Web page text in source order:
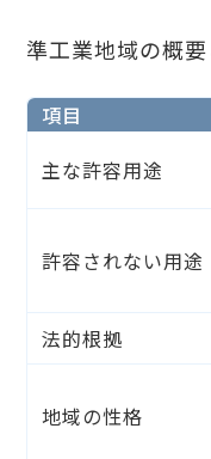
準工業地域の概要
項目
主な許容用途
許容されない用途
法的根拠
地域の性格